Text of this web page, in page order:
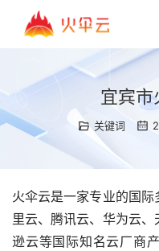
宜宾市
关键词
火伞云是一家专业的国
里云、腾讯云、华为云
逊云等国际知名云厂商